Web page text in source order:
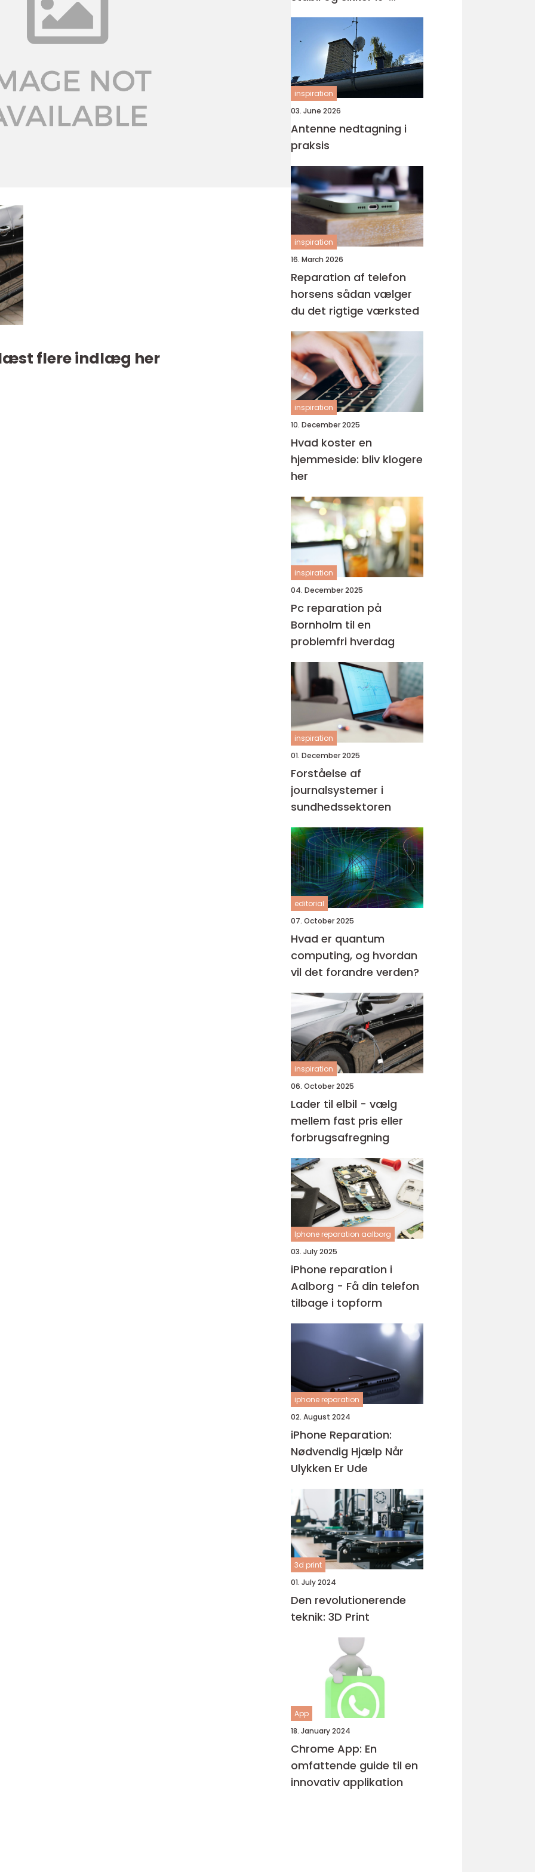
flere indlæg her
hverdag
inspiration
03. June 2026
Antenne nedtagning i
praksis
inspiration
16. March 2026
Reparation af telefon
horsens sådan vælger
du det rigtige værksted
inspiration
10. December 2025
Hvad koster en
hjemmeside: bliv klogere
her
inspiration
04. December 2025
Pc reparation på
Bornholm til en
problemfri hverdag
inspiration
01. December 2025
Forståelse af
journalsystemer i
sundhedssektoren
editorial
07. October 2025
Hvad er quantum
computing, og hvordan
vil det forandre verden?
inspiration
06. October 2025
Lader til elbil - vælg
mellem fast pris eller
forbrugsafregning
Iphone reparation aalborg
03. July 2025
iPhone reparation i
Aalborg - Få din telefon
tilbage i topform
iphone reparation
02. August 2024
iPhone Reparation:
Nødvendig Hjælp Når
Ulykken Er Ude
3d print
01. July 2024
Den revolutionerende
teknik: 3D Print
App
18. January 2024
Chrome App: En
omfattende guide til en
innovativ applikation